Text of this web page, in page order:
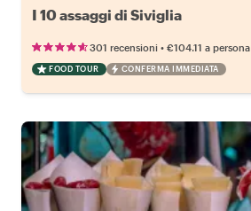
I 10 assaggi di Siviglia
301 recensioni • €104.11 a persona
FOOD TOUR CONFERMA IMMEDIATA